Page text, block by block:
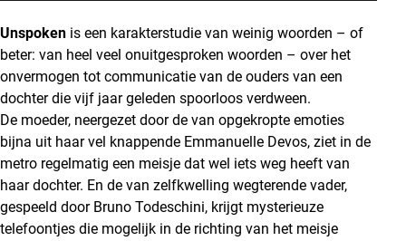
Unspoken is een karakterstudie van weinig woorden – of
beter: van heel veel onuitgesproken woorden – over het
onvermogen tot communicatie van de ouders van een
dochter die vijf jaar geleden spoorloos verdween.
De moeder, neergezet door de van opgekropte emoties
bijna uit haar vel knappende Emmanuelle Devos, ziet in de
metro regelmatig een meisje dat wel iets weg heeft van
haar dochter. En de van zelfkwelling wegterende vader,
gespeeld door Bruno Todeschini, krijgt mysterieuze
telefoontjes die mogelijk in de richting van het meisje